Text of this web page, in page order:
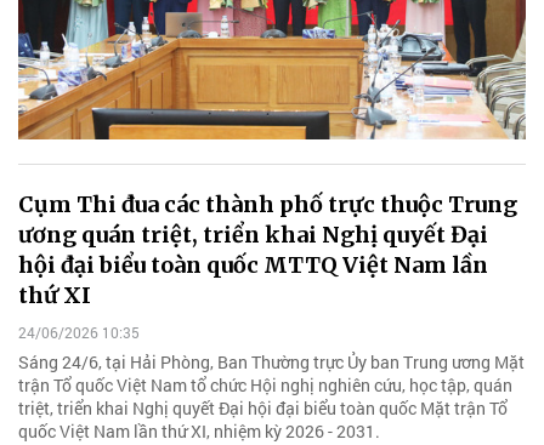
Cụm Thi đua các thành phố trực thuộc Trung
ương quán triệt, triển khai Nghị quyết Đại
hội đại biểu toàn quốc MTTQ Việt Nam lần
thứ XI
24/06/2026 10:35
Sáng 24/6, tại Hải Phòng, Ban Thường trực Ủy ban Trung ương Mặt
trận Tổ quốc Việt Nam tổ chức Hội nghị nghiên cứu, học tập, quán
triệt, triển khai Nghị quyết Đại hội đại biểu toàn quốc Mặt trận Tổ
quốc Việt Nam lần thứ XI, nhiệm kỳ 2026 - 2031.